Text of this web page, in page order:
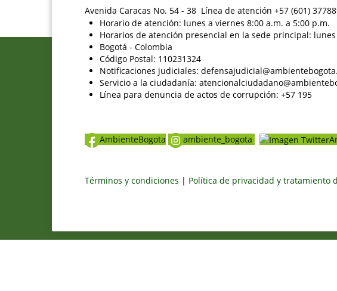
Avenida Caracas No. 54 - 38 Línea de atención +57 (601)
Horario de atención: lunes a viernes 8:00 a.m. a 5:00 p.m.
Horarios de atención presencial en la sede principal:
Bogotá - Colombia
Código Postal: 110231324
Notificaciones judiciales:
Servicio a la ciudadanía:
Línea para denuncia de actos de corrupción: +57 195
AmbienteBogota ambiente_bogota
Términos y condiciones | Política de privacidad y tratamiento